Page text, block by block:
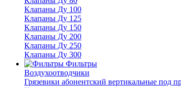
Клапаны Ду 100
Клапаны Ду 125
Клапаны Ду 150
Клапаны Ду 200
Клапаны Ду 250
Клапаны Ду 300
Фильтры
Воздухоотводчики
Грязевики абонентский вертикальные под